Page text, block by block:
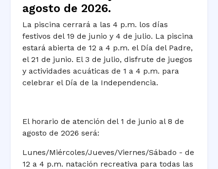
agosto de 2026.
La piscina cerrará a las 4 p.m. los días
festivos del 19 de junio y 4 de julio. La piscina
estará abierta de 12 a 4 p.m. el Día del Padre,
el 21 de junio. El 3 de julio, disfrute de juegos
y actividades acuáticas de 1 a 4 p.m. para
celebrar el Día de la Independencia.
El horario de atención del 1 de junio al 8 de
agosto de 2026 será:
Lunes/Miércoles/Jueves/Viernes/Sábado - de
12 a 4 p.m. natación recreativa para todas las